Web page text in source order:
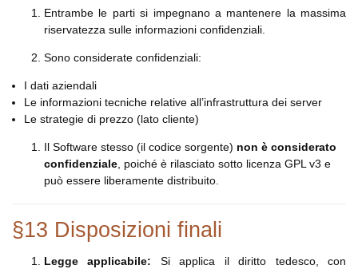
Entrambe le parti si impegnano a mantenere la massima
riservatezza sulle informazioni confidenziali.
Sono considerate confidenziali:
I dati aziendali
Le informazioni tecniche relative all’infrastruttura dei server
Le strategie di prezzo (lato cliente)
Il Software stesso (il codice sorgente) non è considerato
confidenziale, poiché è rilasciato sotto licenza GPL v3 e
può essere liberamente distribuito.
§13 Disposizioni finali
Legge applicabile: Si applica il diritto tedesco, con